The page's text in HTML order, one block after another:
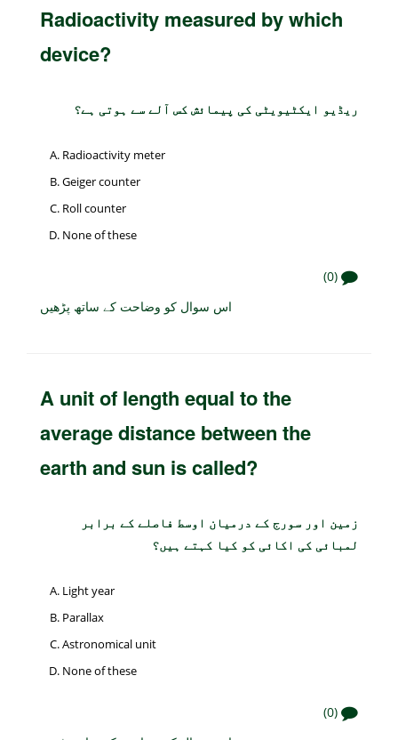
Radioactivity measured by which
device?
ریڈیو ایکٹیویٹی کی پیمائش کس آلے سے ہوتی ہے؟
Radioactivity meter
Geiger counter
Roll counter
None of these
(0)
اس سوال کو وضاحت کے ساتھ پڑھیں
A unit of length equal to the
average distance between the
earth and sun is called?
زمین اور سورج کے درمیان اوسط فاصلے کے برابر
لمبائی کی اکائی کو کیا کہتے ہیں؟
Light year
Parallax
Astronomical unit
None of these
(0)